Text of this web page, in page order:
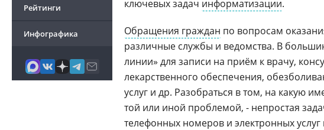
Рейтинги
Инфографика
ключевых задач информатизации.
Обращения граждан по вопросам
различные службы и ведомства. В
линии» для записи на приём к врачу,
лекарственного обеспечения,
услуг и др. Разобраться в том, на какую
той или иной проблемой, - непростая
телефонных номеров и электронных